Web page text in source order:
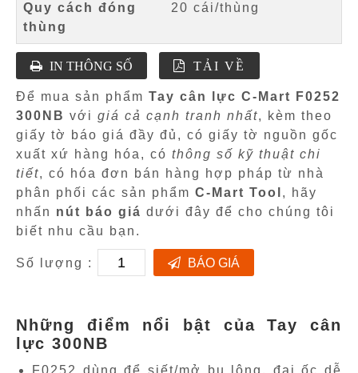
Quy cách đóng
thùng
20 cái/thùng
IN THÔNG SỐ TẢI VỀ
Để mua sản phẩm Tay cân lực C-Mart F0252
300NB với giá cả cạnh tranh nhất, kèm theo
giấy tờ báo giá đầy đủ, có giấy tờ nguồn gốc
xuất xứ hàng hóa, có thông số kỹ thuật chi
tiết, có hóa đơn bán hàng hợp pháp từ nhà
phân phối các sản phẩm C-Mart Tool , hãy
nhấn nút báo giá dưới đây để cho chúng tôi
biết nhu cầu bạn.
Số lượng : BÁO GIÁ
Những điểm nổi bật của Tay cân
lực 300NB